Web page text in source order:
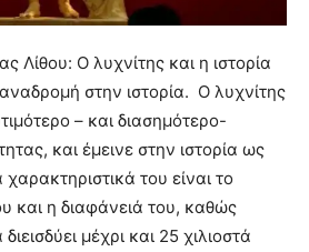
Λίθου: Ο λυχνίτης και η ιστορία
στην ιστορία. Ο λυχνίτης
– και διασημότερο-
και έμεινε στην ιστορία ως
του είναι το
και η διαφάνειά του, καθώς
μέχρι και 25 χιλιοστά